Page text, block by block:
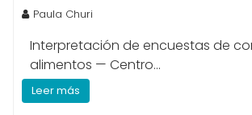
Paula Churi
Interpretación de encuestas de
alimentos — Centro...
Leer más